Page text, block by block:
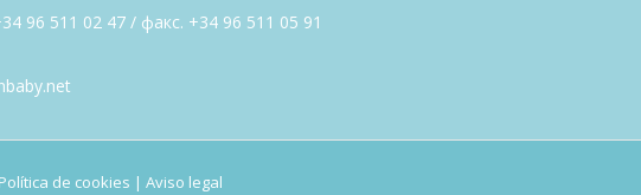
96 511 02 47 / факс. +34 96 511 05 91
Política de cookies | Aviso legal